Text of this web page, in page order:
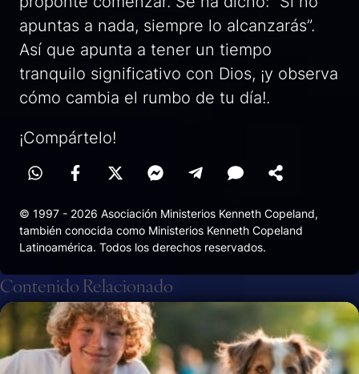
apuntas a nada, siempre lo alcanzarás”.
Así que apunta a tener un tiempo
tranquilo significativo con Dios, ¡y observa
cómo cambia el rumbo de tu día!.
¡Compártelo!
© 1997 - 2026 Asociación Ministerios Kenneth Copeland,
también conocida como Ministerios Kenneth Copeland
Latinoamérica. Todos los derechos reservados.
Contenido Relacionado